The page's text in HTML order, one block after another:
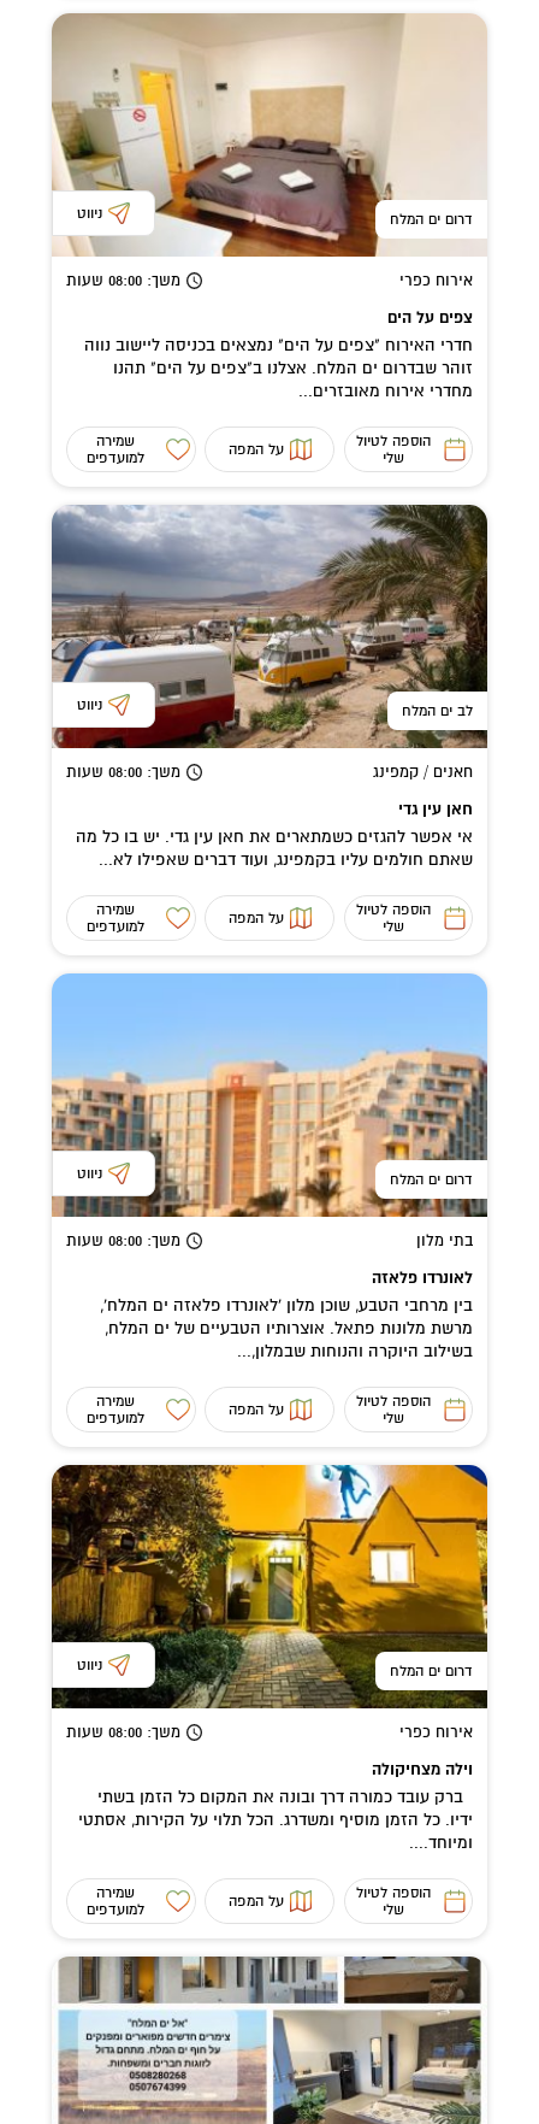
דרום ים המלח ניווט
אירוח כפרי משך: 08:00 שעות
צפים על הים
חדרי האירוח "צפים על הים" נמצאים בכניסה ליישוב נווה
זוהר שבדרום ים המלח. אצלנו ב"צפים על הים" תהנו
מחדרי אירוח מאובזרים...
הוספה לטיול
שלי
על המפה
שמירה
למועדפים
לב ים המלח ניווט
חאנים / קמפינג משך: 08:00 שעות
חאן עין גדי
אי אפשר להגזים כשמתארים את חאן עין גדי. יש בו כל מה
שאתם חולמים עליו בקמפינג, ועוד דברים שאפילו לא...
הוספה לטיול
שלי
על המפה
שמירה
למועדפים
דרום ים המלח ניווט
בתי מלון משך: 08:00 שעות
לאונרדו פלאזה
בין מרחבי הטבע, שוכן מלון 'לאונרדו פלאזה ים המלח',
מרשת מלונות פתאל. אוצרותיו הטבעיים של ים המלח,
בשילוב היוקרה והנוחות שבמלון,...
הוספה לטיול
שלי
על המפה
שמירה
למועדפים
דרום ים המלח ניווט
אירוח כפרי משך: 08:00 שעות
וילה מצחיקולה
ברק עובד כמורה דרך ובונה את המקום כל הזמן בשתי
ידיו. כל הזמן מוסיף ומשדרג. הכל תלוי על הקירות, אסתטי
ומיוחד....
הוספה לטיול
שלי
על המפה
שמירה
למועדפים